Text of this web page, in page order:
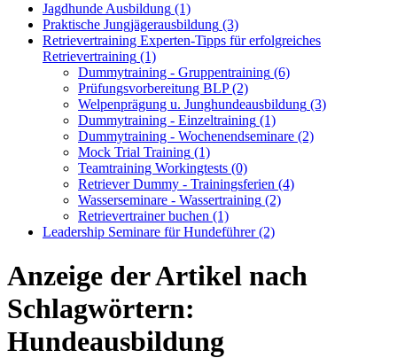
Jagdhunde Ausbildung (1)
Praktische Jungjägerausbildung (3)
Retrievertraining Experten-Tipps für erfolgreiches
Retrievertraining (1)
Dummytraining - Gruppentraining (6)
Prüfungsvorbereitung BLP(2)
Welpenprägung u. Junghundeausbildung (3)
Dummytraining - Einzeltraining (1)
Dummytraining - Wochenendseminare (2)
Mock Trial Training (1)
Teamtraining Workingtests (0)
Retriever Dummy - Trainingsferien (4)
Wasserseminare - Wassertraining (2)
Retrievertrainer buchen (1)
Leadership Seminare für Hundeführer(2)
Anzeige der Artikel nach
Schlagwörtern:
Hundeausbildung